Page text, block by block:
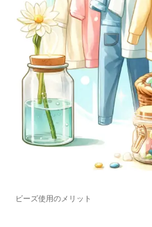
ビーズ使用のメリット